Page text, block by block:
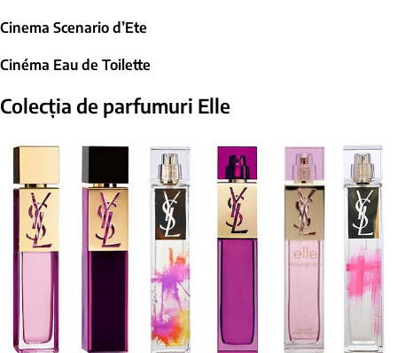
Cinema Scenario d’Ete
Cinéma Eau de Toilette
Colecția de parfumuri Elle